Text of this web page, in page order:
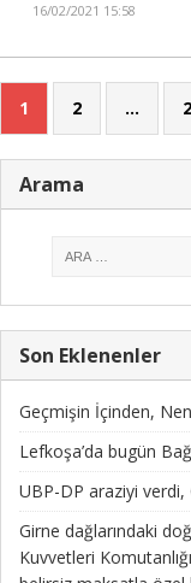
16/02/2021 15:58
1 2 …
Arama
Son Eklenenler
Geçmişin İçinden,
Lefkoşa’da bugün
UBP-DP araziyi verdi,
Girne dağlarındaki
Kuvvetleri